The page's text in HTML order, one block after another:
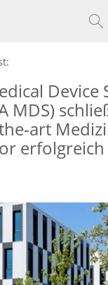
Device
MDS)
art
erfolgreich